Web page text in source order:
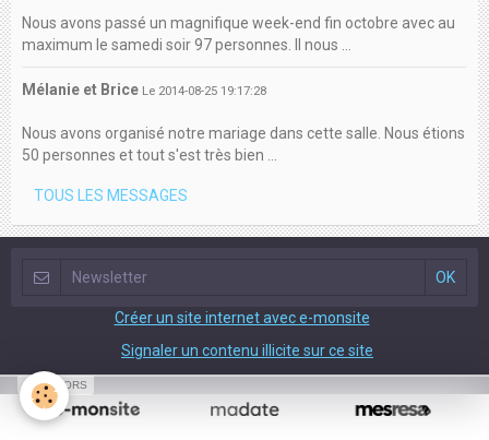
Nous avons passé un magnifique week-end fin octobre avec au
maximum le samedi soir 97 personnes. Il nous ...
Mélanie et Brice Le 2014-08-25 19:17:28
Nous avons organisé notre mariage dans cette salle. Nous étions
50 personnes et tout s'est très bien ...
TOUS LES MESSAGES
Créer un site internet avec e-monsite
Signaler un contenu illicite sur ce site
SPONSORS